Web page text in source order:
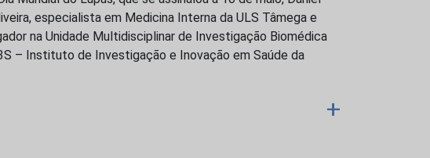
especialista em Medicina Interna da ULS Tâmega e
na Unidade Multidisciplinar de Investigação Biomédica
– Instituto de Investigação e Inovação em Saúde da
+